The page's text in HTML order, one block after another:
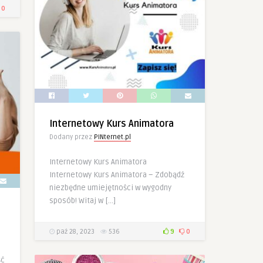
0
Internetowy Kurs Animatora
Dodany przez PINternet.pl
Internetowy Kurs Animatora
Internetowy Kurs Animatora – Zdobądź
niezbędne umiejętności w wygodny
sposób! Witaj w […]
paź 28, 2023 536 9 0